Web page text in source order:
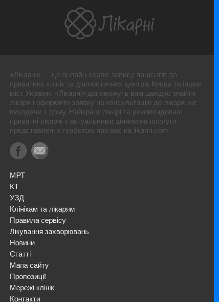
«Лікарні» — це онлайн-сервіс запису пацієнтів до
приватних клінік та діагностичних центрів Києва та інших
міст України. «Лікарні» допоможуть вам швидко знайти
лікаря і оформити заявку на консультацію до лікаря, не
виходячи з дому. Найкращі лікарі та рекомендовані
приватні лікарні з актуальними цінами на послуги
представлені з турботою про вас на likarni.com
МРТ
КТ
УЗД
Клінікам та лікарям
Правила сервісу
Лікування захворювань
Новини
Статті
Мапа сайту
Пропозиції
Мережі клінік
Контакти